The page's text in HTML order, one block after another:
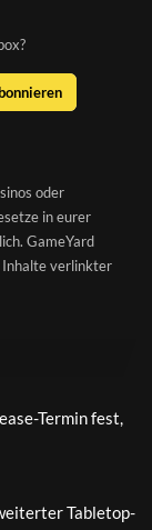
oder
in eurer
GameYard
Inhalte verlinkter
Termin fest,
Tabletop-